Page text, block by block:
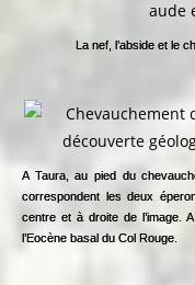
La nef, l’abside et le
A Taura, au pied du
correspondent les deux
centre et à droite de l’image.
l’Eocène basal du Col Rouge.